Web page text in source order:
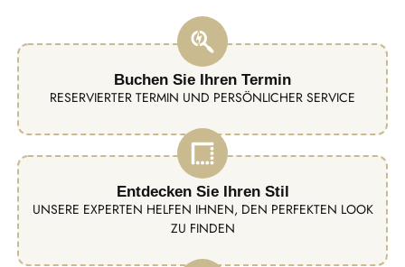
Buchen Sie Ihren Termin
RESERVIERTER TERMIN UND PERSÖNLICHER SERVICE
Entdecken Sie Ihren Stil
UNSERE EXPERTEN HELFEN IHNEN, DEN PERFEKTEN LOOK
ZU FINDEN